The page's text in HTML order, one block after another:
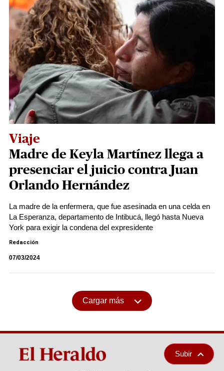
Viaje
Madre de Keyla Martínez llega a
presenciar el juicio contra Juan
Orlando Hernández
La madre de la enfermera, que fue asesinada en una celda en
La Esperanza, departamento de Intibucá, llegó hasta Nueva
York para exigir la condena del expresidente
Redacción
07/03/2024
Cargar más
Subir